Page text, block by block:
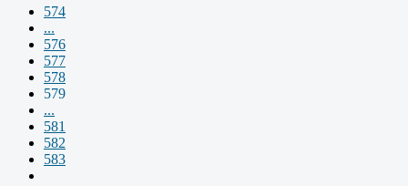
574
...
576
577
578
579
...
581
582
583